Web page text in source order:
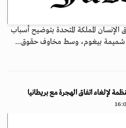
الإنسان المملكة المتحدة بتوضيح أسباب
شميمة بيغوم، وسط مخاوف حقوق...